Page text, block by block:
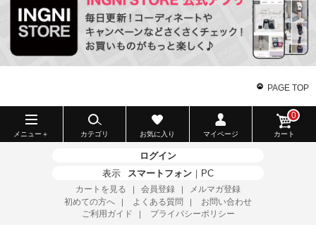
PAGE TOP
メニュー＋ カテゴリ お気に入り マイページ カート
0
ログイン
表示
スマートフォン ｜ PC
カートを見る 会員登録
メルマガ登録
初めての方へ
｜ よくある質問 ｜
お問い合わせ
ご利用ガイド
｜ プライバシーポリシー